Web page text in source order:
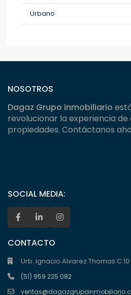
Urbano
NOSOTROS
Dagaz Grupo inmobiliario
revolucionar la experiencia de
propiedades. Contáctanos
SOCIAL MEDIA:
CONTACTO
Urb. Ignacio Alvarez Thomas C
(51) 959 225 082